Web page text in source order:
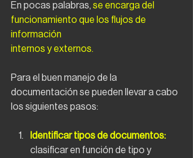
En pocas palabras, se encarga del
funcionamiento que los flujos de
información
internos y externos.
Para el buen manejo de la
documentación se pueden llevar a cabo
los siguientes pasos:
Identificar tipos de documentos:
clasificar en función de tipo y